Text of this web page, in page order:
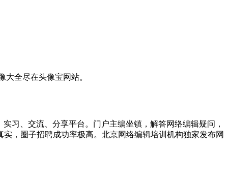
全尽在头像宝网站。
习、交流、分享平台。门户主编坐镇，解答网络编辑疑问，
，圈子招聘成功率极高。北京网络编辑培训机构独家发布网